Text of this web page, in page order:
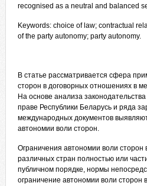
recognised as a neutral and balanced
Keywords: choice of law; contractual
of the party autonomy; party autonomy.
В статье рассматривается сфера
сторон в договорных отношениях в
На основе анализа
праве Республики Беларусь и ряда
международных документов
автономии воли сторон.
Ограничения автономии воли сторон
различных стран полностью или
публичном порядке, нормы
ограничение автономии воли сторон